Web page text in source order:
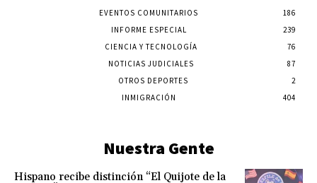
EVENTOS COMUNITARIOS
186
INFORME ESPECIAL
239
CIENCIA Y TECNOLOGÍA
76
NOTICIAS JUDICIALES
87
OTROS DEPORTES
2
INMIGRACIÓN
404
Nuestra Gente
Hispano recibe distinción “El Quijote de la